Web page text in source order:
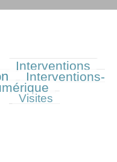
Interventions
Interventions-
Visites